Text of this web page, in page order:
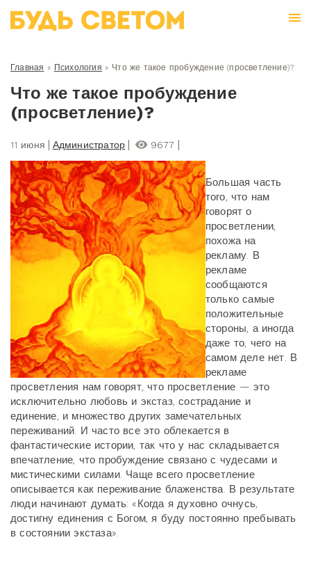
Главная » Психология » Что же такое пробуждение (просветление)?
Что же такое пробуждение
(просветление)?
11 июня Администратор 9677
Большая часть
того, что нам
говорят о
просветлении,
похожа на
рекламу. В
рекламе
сообщаются
только самые
положительные
стороны, а иногда
даже то, чего на
самом деле нет. В
рекламе
просветления нам говорят, что просветление — это
исключительно любовь и экстаз, сострадание и
единение, и множество других замечательных
переживаний. И часто все это облекается в
фантастические истории, так что у нас складывается
впечатление, что пробуждение связано с чудесами и
мистическими силами. Чаще всего просветление
описывается как переживание блаженства. В результате
люди начинают думать: «Когда я духовно очнусь,
достигну единения с Богом, я буду постоянно пребывать
в состоянии экстаза».